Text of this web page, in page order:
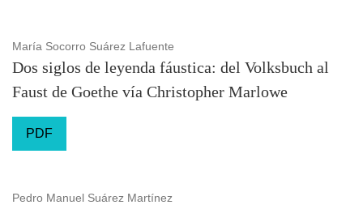
María Socorro Suárez Lafuente
Dos siglos de leyenda fáustica: del Volksbuch al
Faust de Goethe vía Christopher Marlowe
PDF
Pedro Manuel Suárez Martínez